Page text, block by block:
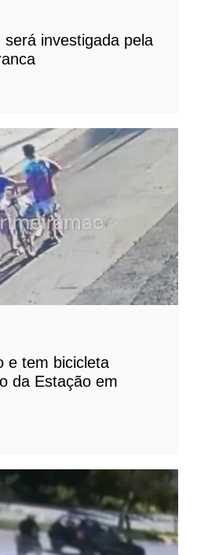
investigada pela
e tem bicicleta
da Estação em